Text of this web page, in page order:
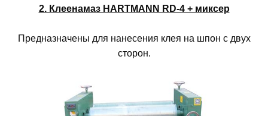
2. Клеенамаз HARTMANN RD-4 + миксер
Предназначены для нанесения клея на шпон с двух
сторон.